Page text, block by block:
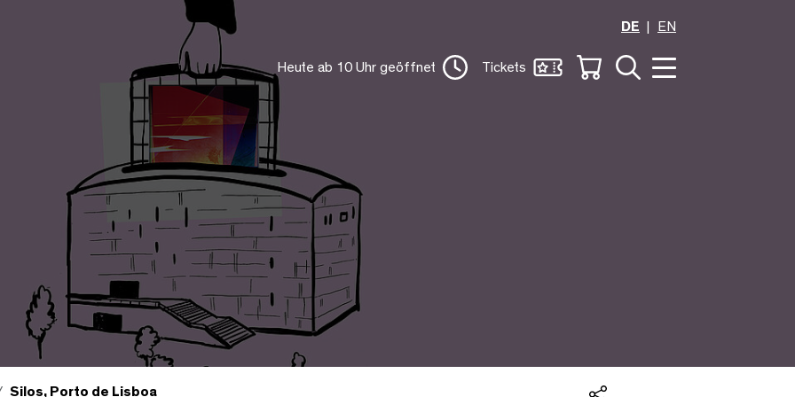
DE
EN
Heute ab 10 Uhr geöffnet Tickets
Silos, Porto de Lisboa